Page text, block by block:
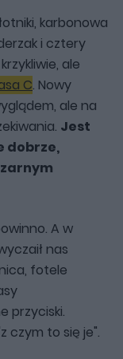
karbonowa
i cztery
ale
C. Nowy
ale na
Jest
dobrze,
A w
nas
fotele
przyciski.
czym to się je".